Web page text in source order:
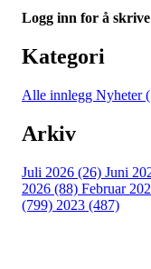
Logg inn for å
Kategori
Alle innlegg Nyheter
Arkiv
Juli 2026 (26) Juni
2026 (88) Februar
(799) 2023 (487)